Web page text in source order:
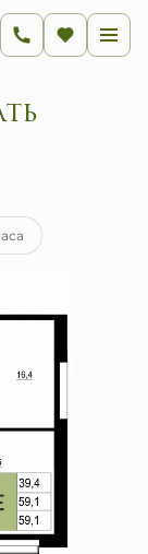
до
11 226 650 руб.